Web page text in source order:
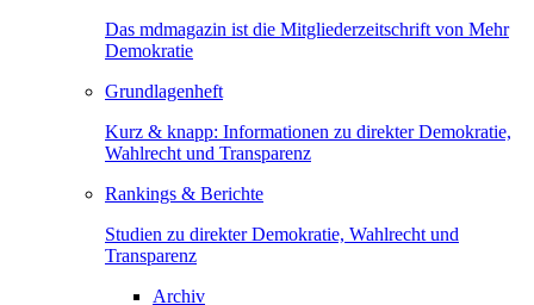
Das mdmagazin ist die Mitgliederzeitschrift von Mehr
Demokratie
Grundlagenheft
Kurz & knapp: Informationen zu direkter Demokratie,
Wahlrecht und Transparenz
Rankings & Berichte
Studien zu direkter Demokratie, Wahlrecht und
Transparenz
Archiv